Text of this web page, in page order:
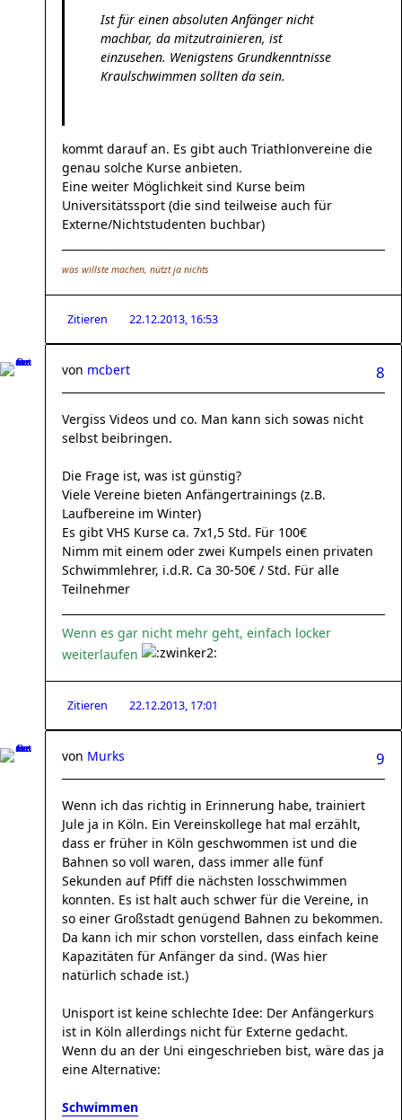
Ist für einen absoluten Anfänger nicht
machbar, da mitzutrainieren, ist
einzusehen. Wenigstens Grundkenntnisse
Kraulschwimmen sollten da sein.
kommt darauf an. Es gibt auch Triathlonvereine die
genau solche Kurse anbieten.
Eine weiter Möglichkeit sind Kurse beim
Universitätssport (die sind teilweise auch für
Externe/Nichtstudenten buchbar)
was willste machen, nützt ja nichts
Zitieren 22.12.2013, 16:53
8
von mcbert
Vergiss Videos und co. Man kann sich sowas nicht
selbst beibringen.
Die Frage ist, was ist günstig?
Viele Vereine bieten Anfängertrainings (z.B.
Laufbereine im Winter)
Es gibt VHS Kurse ca. 7x1,5 Std. Für 100€
Nimm mit einem oder zwei Kumpels einen privaten
Schwimmlehrer, i.d.R. Ca 30-50€ / Std. Für alle
Teilnehmer
Wenn es gar nicht mehr geht, einfach locker
weiterlaufen
Zitieren 22.12.2013, 17:01
9
von Murks
Wenn ich das richtig in Erinnerung habe, trainiert
Jule ja in Köln. Ein Vereinskollege hat mal erzählt,
dass er früher in Köln geschwommen ist und die
Bahnen so voll waren, dass immer alle fünf
Sekunden auf Pfiff die nächsten losschwimmen
konnten. Es ist halt auch schwer für die Vereine, in
so einer Großstadt genügend Bahnen zu bekommen.
Da kann ich mir schon vorstellen, dass einfach keine
Kapazitäten für Anfänger da sind. (Was hier
natürlich schade ist.)
Unisport ist keine schlechte Idee: Der Anfängerkurs
ist in Köln allerdings nicht für Externe gedacht.
Wenn du an der Uni eingeschrieben bist, wäre das ja
eine Alternative:
Schwimmen